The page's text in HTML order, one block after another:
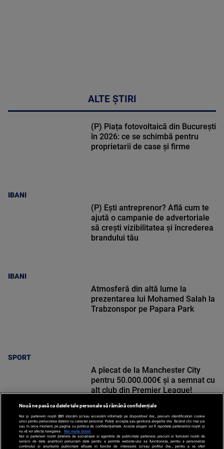
ALTE ȘTIRI
IBANI
(P) Piața fotovoltaică din București
în 2026: ce se schimbă pentru
proprietarii de case și firme
IBANI
(P) Ești antreprenor? Află cum te
ajută o campanie de advertoriale
să crești vizibilitatea și încrederea
brandului tău
SPORT
Atmosferă din altă lume la
prezentarea lui Mohamed Salah la
Trabzonspor pe Papara Park
SPORT
A plecat de la Manchester City
pentru 50.000.000€ și a semnat cu
alt club din Premier League!
Nouă ne pasă ca datele tale personale să rămână confidențiale
Noi și partenerii noștri 201 stocăm și/sau accesăm informații pe dispozitivul dvs., precum identificatorii cookie
unici pentru prelucrarea datelor cu caracter personal. Puteți accepta sau gestiona alegerile dvs. făcând clic mai jos
sau în orice moment, pe pagina cu politica de confidențialitate. Aceste alegeri vor fi raportate partenerilor noștri și
nu vă vor afecta navigarea.
Mai multe detalii
Noi si partenerii nostri (retelele de socializare si agentiile de publicitate partenere, precum si furnizorii nostri de
servicii de date analitice) prelucram date pentru a permite website-ului sa functioneze, pentru a personaliza
continutul si anunturile publicitare afisate in functie de interesele si/sau profilul dvs., pentru a va oferi